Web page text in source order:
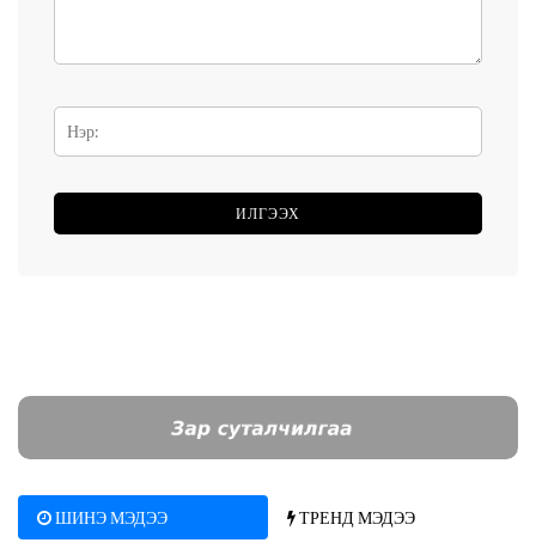
ШИНЭ МЭДЭЭ ТРЕНД МЭДЭЭ